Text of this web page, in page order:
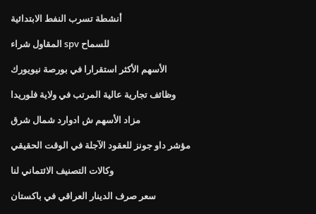
أنشطة تسرب النفط الابتدائية
المقاول شراء spv للسماح
الأسهم الأكثر استقرارا في بورصة نيويورك
وظائف تجارية عالية المرتب في ولاية فلوريدا
مزاد الأسهم ش ادوارد شمال شرق
مؤشر داو جونز للعقود الآجلة في الوقت الحقيقي
وكالات التصنيف الائتماني لنا
سعر صرف الدينار العراقي في باكستان